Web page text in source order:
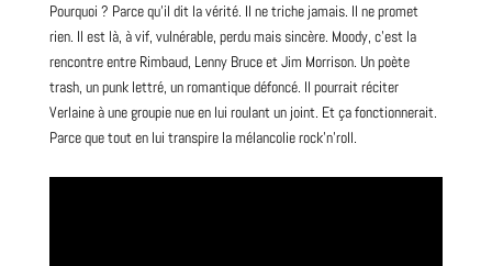
Pourquoi ? Parce qu’il dit la vérité. Il ne triche jamais. Il ne promet
rien. Il est là, à vif, vulnérable, perdu mais sincère. Moody, c’est la
rencontre entre Rimbaud, Lenny Bruceet Jim Morrison. Un poète
trash, unpunklettré, un romantique défoncé. Il pourrait réciter
Verlaine à une groupie nue en lui roulant un joint. Et ça fonctionnerait.
Parce que tout en lui transpire la mélancolie rock’n’roll.